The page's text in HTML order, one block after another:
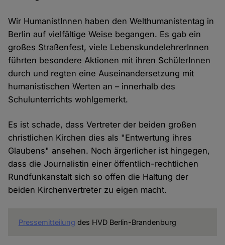
Wir HumanistInnen haben den Welthumanistentag in
Berlin auf vielfältige Weise begangen. Es gab ein
großes Straßenfest, viele LebenskundelehrerInnen
führten besondere Aktionen mit ihren SchülerInnen
durch und regten eine Auseinandersetzung mit
humanistischen Werten an – innerhalb des
Schulunterrichts wohlgemerkt.
Es ist schade, dass Vertreter der beiden großen
christlichen Kirchen dies als "Entwertung ihres
Glaubens" ansehen. Noch ärgerlicher ist hingegen,
dass die Journalistin einer öffentlich-rechtlichen
Rundfunkanstalt sich so offen die Haltung der
beiden Kirchenvertreter zu eigen macht.
Pressemitteilung des HVD Berlin-Brandenburg